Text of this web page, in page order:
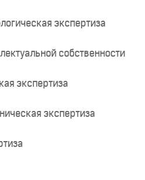
экспертиза
собственности
экспертиза
экспертиза